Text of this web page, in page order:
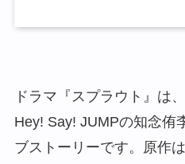
ドラマ『スプラウト』は
Hey! Say! JUMPの知念侑
ブストーリーです。原作